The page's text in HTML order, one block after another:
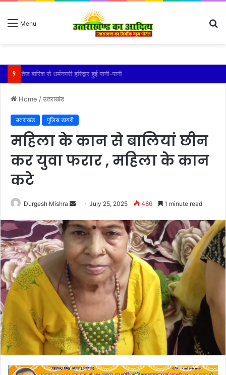
Menu
तेज बारिश से धर्मनगरी हरिद्वार हुई पानी-पानी
Home /उतराखंड
उतराखंड पुलिस डायरी
महिला के कान से बालियां छीन
कर युवा फरार , महिला के कान
कटे
Durgesh Mishra
Send
email
July 25, 2025 486 1 minute read